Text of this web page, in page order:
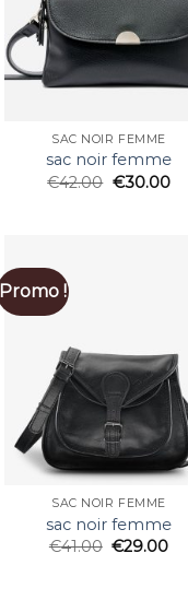
SAC NOIR FEMME
sac noir femme
€42.00 €30.00
Promo !
SAC NOIR FEMME
sac noir femme
€41.00 €29.00